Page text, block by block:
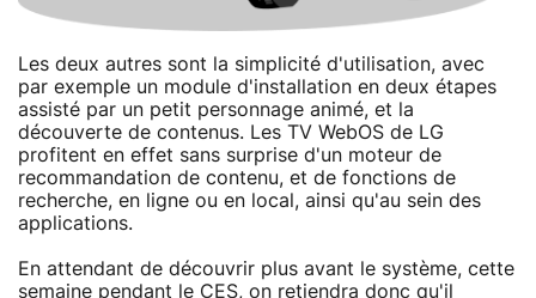
Les deux autres sont la simplicité d'utilisation, avec
par exemple un module d'installation en deux étapes
assisté par un petit personnage animé, et la
découverte de contenus. Les TV WebOS de LG
profitent en effet sans surprise d'un moteur de
recommandation de contenu, et de fonctions de
recherche, en ligne ou en local, ainsi qu'au sein des
applications.
En attendant de découvrir plus avant le système, cette
semaine pendant le CES, on retiendra donc qu'il